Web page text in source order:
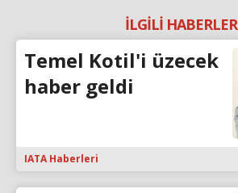
İLGİLİ HABERLER
Temel Kotil'i üzecek
haber geldi
IATA Haberleri